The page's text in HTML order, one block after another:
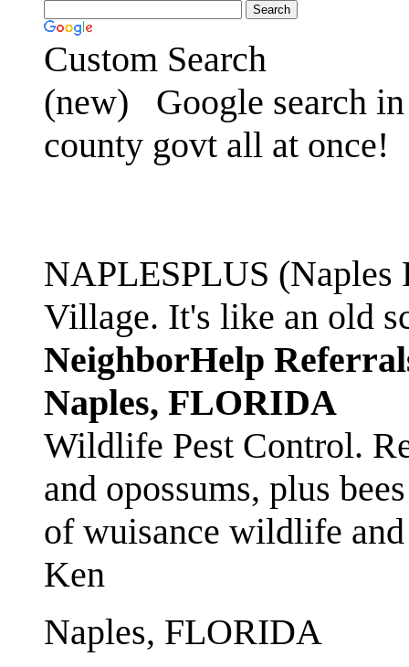
Custom Search
(new)
Google search
county govt all at once!
NAPLESPLUS
Village. It's like an old
NeighborHelp
Naples, FLORIDA
Wildlife Pest Control.
and opossums, plus
of wuisance wildlife
Ken
Naples, FLORIDA